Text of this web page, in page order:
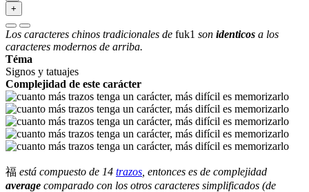
+
Los caracteres chinos tradicionales de fuk1 son identicos a los
caracteres modernos de arriba.
Téma
Signos y tatuajes
Complejidad de este carácter
福 está compuesto de 14 trazos , entonces es de complejidad
average comparado con los otros caracteres simplificados (de